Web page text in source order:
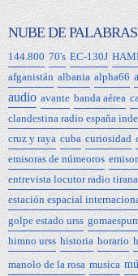
NUBE DE
144.800 70's EC-130J
afganistán albania alpha66
audio avante banda aérea
clandestina radio españa
cruz y raya cuba curiosidad
emisoras de númeoros
entrevista locutor radio
estación espacial
golpe estado urss
himno urss historia horario
manolo de la rosa musica